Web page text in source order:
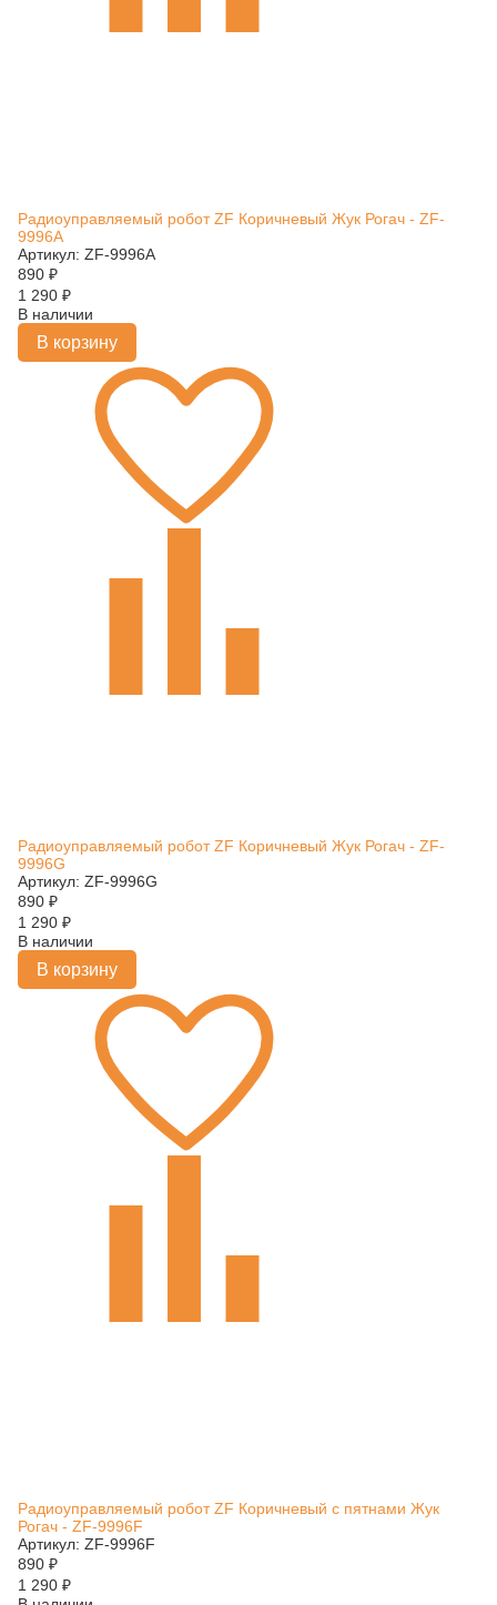
Радиоуправляемый робот ZF Коричневый Жук Рогач - ZF-
9996A
Артикул: ZF-9996A
890 ₽
1 290 ₽
В наличии
В корзину
Радиоуправляемый робот ZF Коричневый Жук Рогач - ZF-
9996G
Артикул: ZF-9996G
890 ₽
1 290 ₽
В наличии
В корзину
Радиоуправляемый робот ZF Коричневый с пятнами Жук
Рогач - ZF-9996F
Артикул: ZF-9996F
890 ₽
1 290 ₽